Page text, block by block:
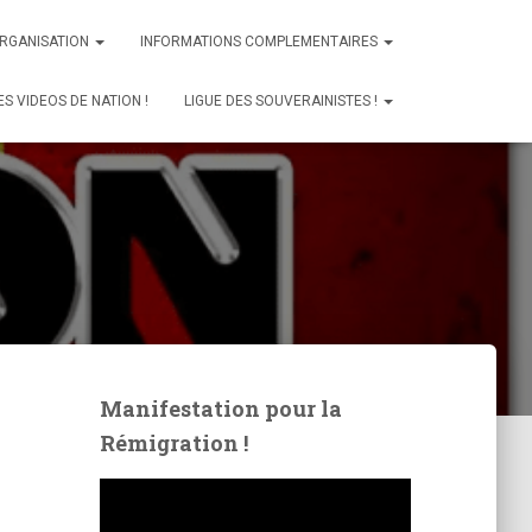
INFORMATIONS COMPLEMENTAIRES
VIDEOS DE NATION ! LIGUE DES SOUVERAINISTES !
Manifestation pour la
Rémigration !